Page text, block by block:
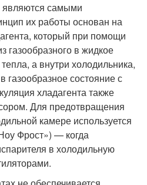
самыми
их работы основан на
который при помощи
газообразного в жидкое
а внутри холодильника,
газообразное состояние с
хладагента также
Для предотвращения
камере используется
Фрост») — когда
в холодильную